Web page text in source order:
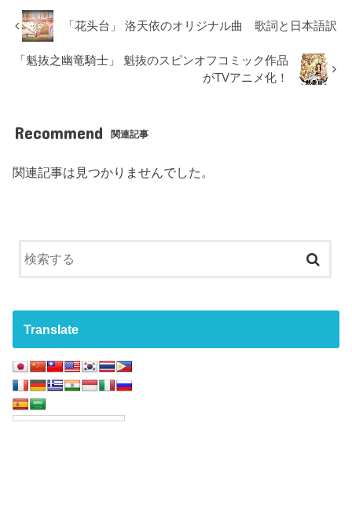
「花头台」 洛天依のオリジナル曲 歌詞と日本語訳
「魁抜之幽竜騎士」 魁抜のスピンオフコミック作品
がTVアニメ化！
Recommend 関連記事
関連記事は見つかりませんでした。
Translate